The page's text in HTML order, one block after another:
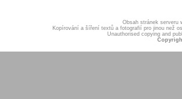
Obsah stránek serveru
Kopírování a šíření textů a fotografií pro jinou než
Unauthorised copying and